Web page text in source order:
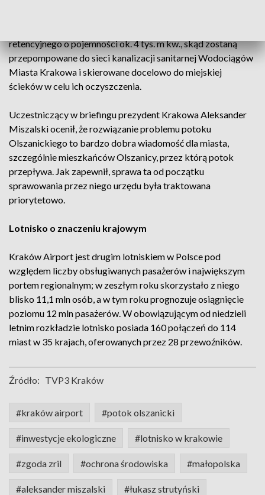
retencyjnego o pojemności ok. 4 tys. m kw., skąd zostaną
przepompowane do sieci kanalizacji sanitarnej Wodociągów
Miasta Krakowa i skierowane docelowo do miejskiej
ścieków w celu ich oczyszczenia.
Uczestniczący w briefingu prezydent Krakowa Aleksander
Miszalski ocenił, że rozwiązanie problemu potoku
Olszanickiego to bardzo dobra wiadomość dla miasta,
szczególnie mieszkańców Olszanicy, przez którą potok
przepływa. Jak zapewnił, sprawa ta od początku
sprawowania przez niego urzędu była traktowana
priorytetowo.
Lotnisko o znaczeniu krajowym
Kraków Airport jest drugim lotniskiem w Polsce pod
względem liczby obsługiwanych pasażerów i największym
portem regionalnym; w zeszłym roku skorzystało z niego
blisko 11,1 mln osób, a w tym roku prognozuje osiągnięcie
poziomu 12 mln pasażerów. W obowiązującym od niedzieli
letnim rozkładzie lotnisko posiada 160 połączeń do 114
miast w 35 krajach, oferowanych przez 28 przewoźników.
Źródło: TVP3 Kraków
#kraków airport #potok olszanicki
#inwestycje ekologiczne #lotnisko w krakowie
#zgoda zril #ochrona środowiska #małopolska
#aleksander miszalski #łukasz strutyński